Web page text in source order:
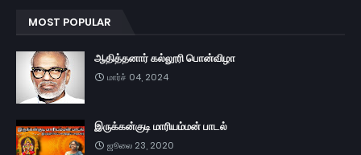
MOST POPULAR
ஆதித்தனார் கல்லூரி பொன்விழா
மார்ச் 04, 2024
இருக்கன்குடி மாரியம்மன் பாடல்
ஜூலை 23, 2020